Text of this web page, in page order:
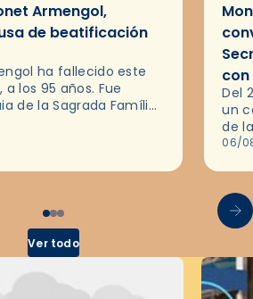
Armengol,
de beatificación
ha fallecido este
los 95 años. Fue
de la Sagrada Família
Del
un
de
en
06/
Ver todo